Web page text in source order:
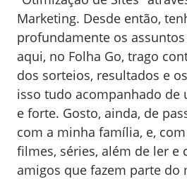
Marketing. Desde então,
profundamente os
aqui, no Folha Go, trago
dos sorteios, resultados e
isso tudo acompanhado de
e forte. Gosto, ainda, de
com a minha família, e,
filmes, séries, além de ler e
amigos que fazem parte do